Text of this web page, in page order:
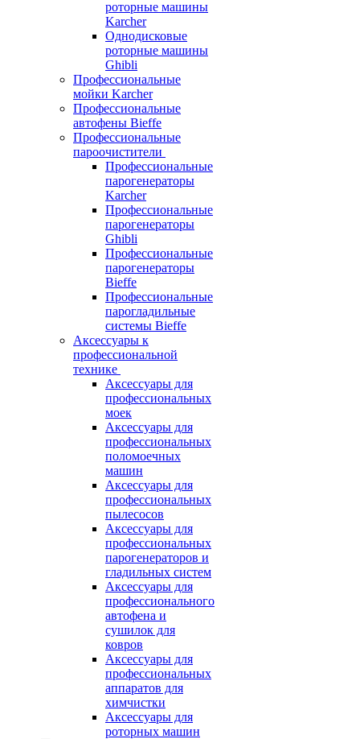
роторные машины
Karcher
Однодисковые
роторные машины
Ghibli
Профессиональные
мойки Karcher
Профессиональные
автофены Bieffe
Профессиональные
пароочистители
Профессиональные
парогенераторы
Karcher
Профессиональные
парогенераторы
Ghibli
Профессиональные
парогенераторы
Bieffe
Профессиональные
парогладильные
системы Bieffe
Аксессуары к
профессиональной
технике
Аксессуары для
профессиональных
моек
Аксессуары для
профессиональных
поломоечных
машин
Аксессуары для
профессиональных
пылесосов
Аксессуары для
профессиональных
парогенераторов и
гладильных систем
Аксессуары для
профессионального
автофена и
сушилок для
ковров
Аксессуары для
профессиональных
аппаратов для
химчистки
Аксессуары для
роторных машин